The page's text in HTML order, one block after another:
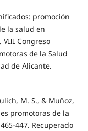
promoción
la salud en
VIII Congreso
de la Salud
de Alicante.
M. S., & Muñoz,
promotoras de la
447. Recuperado